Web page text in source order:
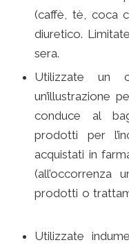
(caffè, tè, coca
diuretico.
sera.
Utilizzate un
un’illustrazione
conduce al
prodotti per
acquistati in
(all’occorrenza
prodotti o
Utilizzate